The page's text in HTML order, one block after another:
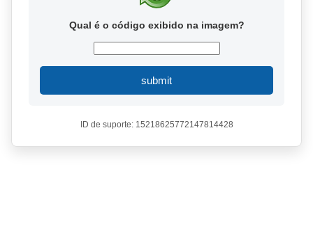
Qual é o código exibido na imagem?
submit
ID de suporte: 15218625772147814428